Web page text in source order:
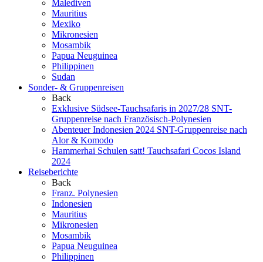
Malediven
Mauritius
Mexiko
Mikronesien
Mosambik
Papua Neuguinea
Philippinen
Sudan
Sonder- & Gruppenreisen
Back
Exklusive Südsee-Tauchsafaris in 2027/28 SNT-
Gruppenreise nach Französisch-Polynesien
Abenteuer Indonesien 2024 SNT-Gruppenreise nach
Alor & Komodo
Hammerhai Schulen satt! Tauchsafari Cocos Island
2024
Reiseberichte
Back
Franz. Polynesien
Indonesien
Mauritius
Mikronesien
Mosambik
Papua Neuguinea
Philippinen